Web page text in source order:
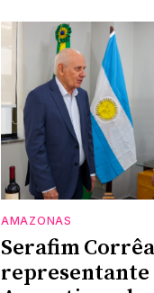
AMAZONAS
Serafim
representante